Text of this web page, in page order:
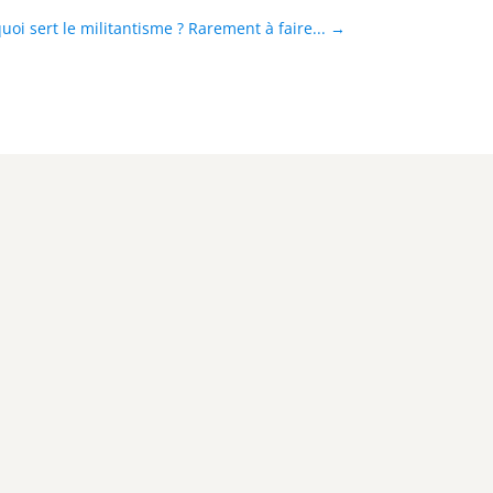
sert le militantisme ? Rarement à faire... →